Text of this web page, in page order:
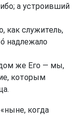
а устроивший
как служитель,
надлежало
же Его — мы,
которым
когда